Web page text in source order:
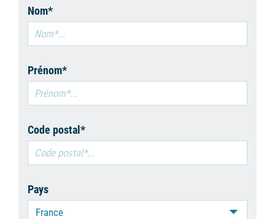
Nom*
Prénom*
Code postal*
Pays
France